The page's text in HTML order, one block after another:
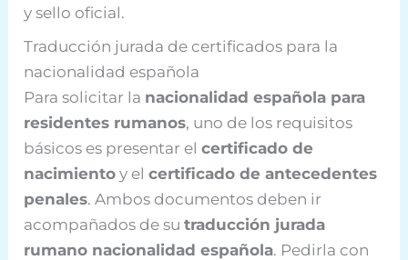
y sello oficial.
Traducción jurada de certificados para la
nacionalidad española
Para solicitar la nacionalidad española para
residentes rumanos, uno de los requisitos
básicos es presentar elcertificado de
nacimiento y elcertificado de antecedentes
penales. Ambos documentos deben ir
acompañados de sutraducción jurada
rumano nacionalidad española. Pedirla con